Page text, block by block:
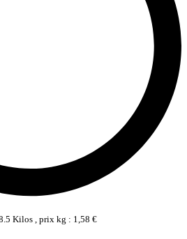
Kilos , prix kg : 1,58 €